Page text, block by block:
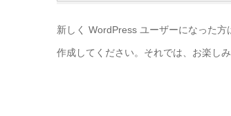
新しく WordPress ユーザーになった方
作成してください。それでは、お楽し